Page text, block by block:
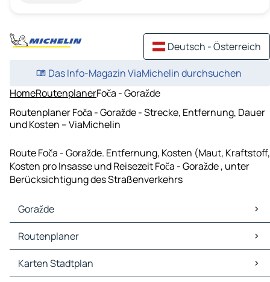
Deutsch - Österreich
Das Info-Magazin ViaMichelin durchsuchen
HomeRoutenplanerFoča - Goražde
Routenplaner Foča - Goražde - Strecke, Entfernung, Dauer
und Kosten – ViaMichelin
Route Foča - Goražde. Entfernung, Kosten (Maut, Kraftstoff,
Kosten pro Insasse und Reisezeit Foča - Goražde , unter
Berücksichtigung des Straßenverkehrs
Goražde
Goražde Karten Stadtplan
Goražde Verkehr
Goražde Hotels
Goražde Restaurants
Routenplaner
Routenplaner Goražde - Foča
Routenplaner Goražde - Pale
Karten Stadtplan